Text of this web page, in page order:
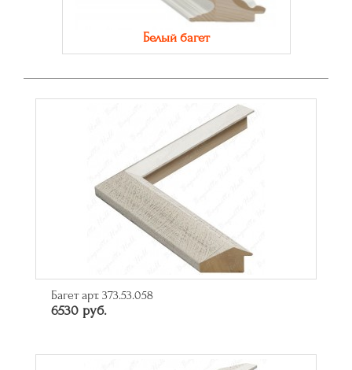
Белый багет
Багет арт. 373.53.058
6530 руб.